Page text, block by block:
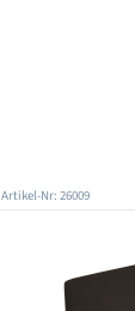
Artikel-Nr: 26009